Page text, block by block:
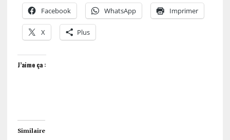
Facebook WhatsApp Imprimer
X Plus
J’aime ça :
Similaire